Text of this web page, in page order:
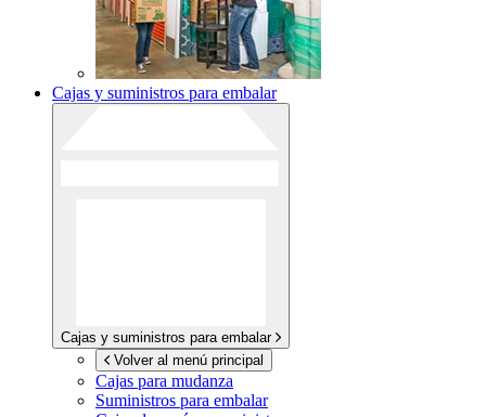
Cajas y suministros para embalar
Cajas y suministros para embalar
Volver al menú principal
Cajas para mudanza
Suministros para embalar